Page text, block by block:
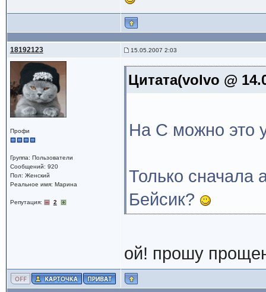
18192123 15.05.2007 2:03
Профи
Группа: Пользователи
Сообщений: 920
Пол: Женский
Реальное имя: Марина
Репутация: 2
Цитата(volvo @
На С можно это
Только сначала
Бейсик?
ой! прошу